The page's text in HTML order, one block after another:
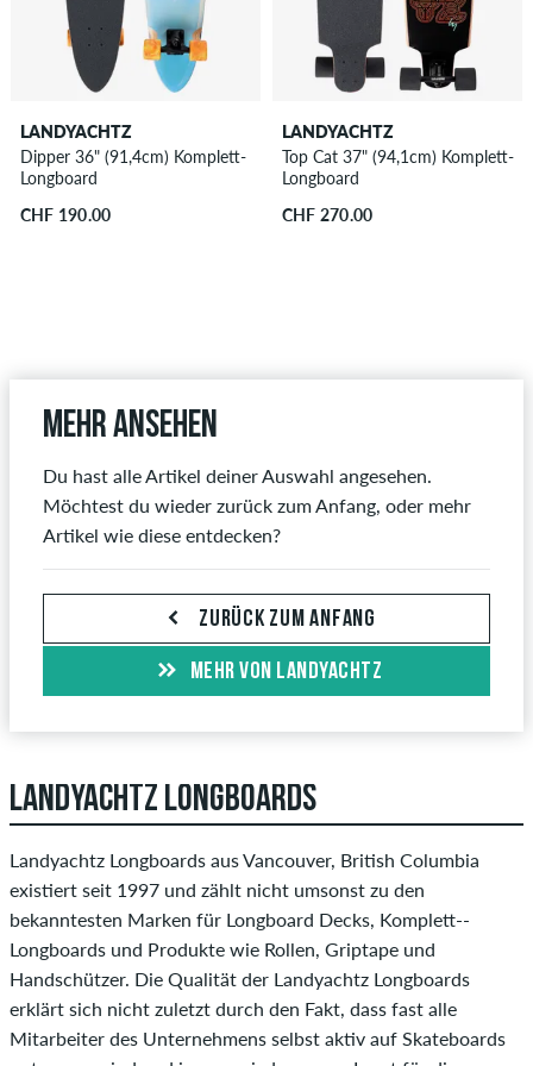
LANDYACHTZ
Dipper 36" (91,4cm) Komplett-
Longboard
CHF 190.00
LANDYACHTZ
Top Cat 37" (94,1cm) Komplett-
Longboard
CHF 270.00
Mehr ansehen
Du hast alle Artikel deiner Auswahl angesehen.
Möchtest du wieder zurück zum Anfang, oder mehr
Artikel wie diese entdecken?
ZURÜCK ZUM ANFANG
MEHR VON LANDYACHTZ
LANDYACHTZ LONGBOARDS
Landyachtz Longboards aus Vancouver, British Columbia
existiert seit 1997 und zählt nicht umsonst zu den
bekanntesten Marken für Longboard Decks, Komplett--
Longboards und Produkte wie Rollen, Griptape und
Handschützer. Die Qualität der Landyachtz Longboards
erklärt sich nicht zuletzt durch den Fakt, dass fast alle
Mitarbeiter des Unternehmens selbst aktiv auf Skateboards